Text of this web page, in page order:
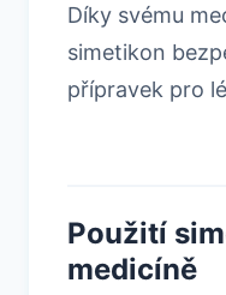
Díky svému
simetikon
přípravek pro
Použití
medicíně